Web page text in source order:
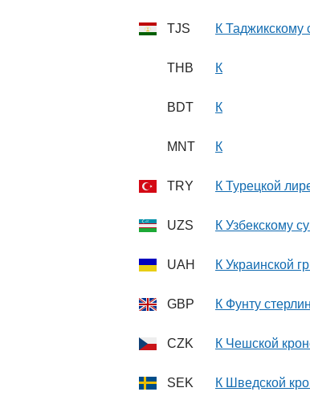
TJS К Таджикскому
THB К
BDT К
MNT К
TRY К Турецкой
UZS К Узбекскому
UAH К Украинской
GBP К Фунту
CZK К Чешской
SEK К Шведской